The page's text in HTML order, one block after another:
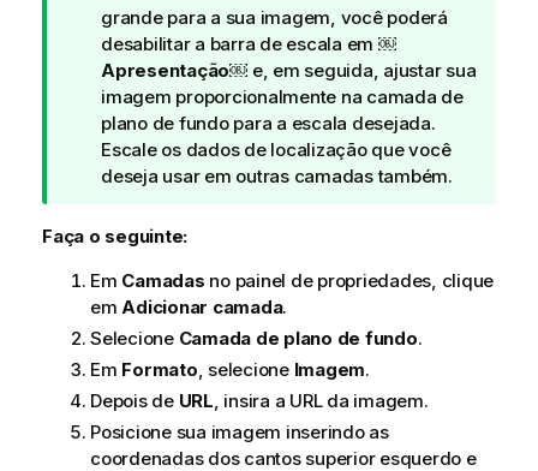
t
a
d
e
d
i
c
grande para a sua imagem, você poderá
desabilitar a barra de escala em ￼
Apresentação￼ e, em seguida, ajustar sua
imagem proporcionalmente na camada de
plano de fundo para a escala desejada.
Escale os dados de localização que você
deseja usar em outras camadas também.
Faça o seguinte:
Em Camadas no painel de propriedades, clique
em Adicionar camada.
Selecione Camada de plano de fundo.
Em Formato , selecione Imagem.
Depois de URL , insira a URL da imagem.
Posicione sua imagem inserindo as
coordenadas dos cantos superior esquerdo e